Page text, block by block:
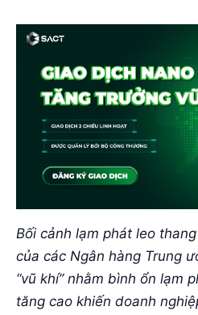
Bối cảnh lạm phát leo
của các Ngân hàng Trung
“vũ khí” nhằm bình ổn lạm
tăng cao khiến doanh